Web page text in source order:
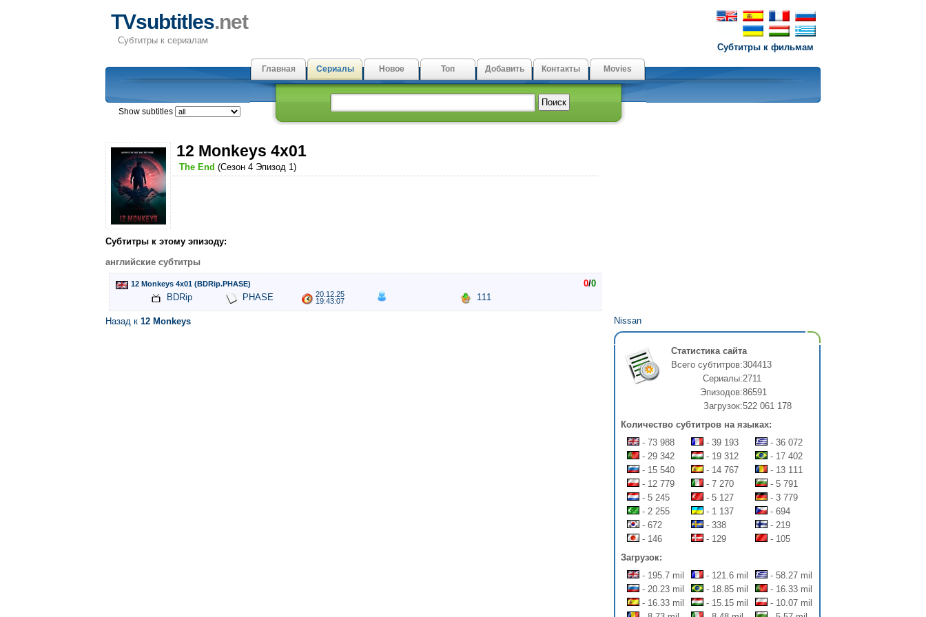
Субтитры к фильмам
TVsubtitles.net
Субтитры к сериалам
Главная Сериалы Новое Топ Добавить Контакты Movies
Show subtitles
12 Monkeys 4x01
The End (Сезон 4 Эпизод 1)
Субтитры к этому эпизоду:
английские субтитры
0/0
12 Monkeys 4x01 (BDRip.PHASE)
BDRip PHASE
20.12.25
19:43:07
111
Назад к 12 Monkeys Nissan
Статистика сайта
Всего субтитров:304413
Сериалы:2711
Эпизодов:86591
Загрузок:522 061 178
Количество субтитров на языках:
- 73 988
- 39 193
- 36 072
- 29 342
- 19 312
- 17 402
- 15 540
- 14 767
- 13 111
- 12 779
- 7 270
- 5 791
- 5 245
- 5 127
- 3 779
- 2 255
- 1 137
- 694
- 672
- 338
- 219
- 146
- 129
- 105
Загрузок:
- 195.7 mil
- 121.6 mil
- 58.27 mil
- 20.23 mil
- 18.85 mil
- 16.33 mil
- 16.33 mil
- 15.15 mil
- 10.07 mil